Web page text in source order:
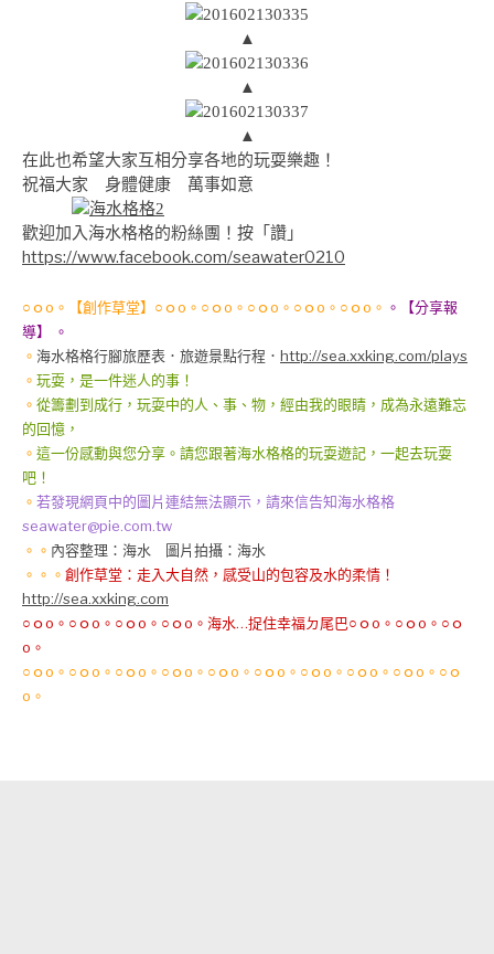
▲
▲
▲
在此也希望大家互相分享各地的玩耍樂趣！
祝福大家 身體健康 萬事如意
歡迎加入海水格格的粉絲團！按「讚」
https://www.facebook.com/seawater0210
○ｏo。【創作草堂】○ｏo。○ｏo。○ｏo。○ｏo。○ｏo。 。【分享報
導】 。
。 海水格格行腳旅歷表 ．旅遊景點行程． http://sea.xxking.com/plays
。 玩耍，是一件迷人的事！
。 從籌劃到成行，玩耍中的人、事、物，經由我的眼睛，成為永遠難忘
的回憶，
。 這一份感動與您分享。請您跟著海水格格的玩耍遊記，一起去玩耍
吧！
。 若發現網頁中的圖片連結無法顯示，請來信告知海水格格
seawater@pie.com.tw
。。 內容整理：海水 圖片拍攝：海水
。。。 創作草堂：走入大自然，感受山的包容及水的柔情！
http://sea.xxking.com
○ｏo。○ｏo。○ｏo。○ｏo。海水…捉住幸福ㄉ尾巴○ｏo。○ｏo。○ｏ
o。
○ｏo。○ｏo。○ｏo。○ｏo。○ｏo。○ｏo。○ｏo。○ｏo。○ｏo。○ｏ
o。